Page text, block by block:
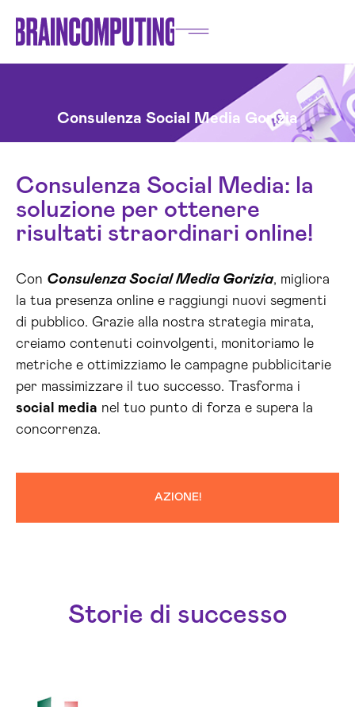
Consulenza Social Media Gorizia
Consulenza Social Media: la
soluzione per ottenere
risultati straordinari online!
Con Consulenza Social Media Gorizia, migliora
la tua presenza online e raggiungi nuovi segmenti
di pubblico. Grazie alla nostra strategia mirata,
creiamo contenuti coinvolgenti, monitoriamo le
metriche e ottimizziamo le campagne pubblicitarie
per massimizzare il tuo successo. Trasforma i
social media nel tuo punto di forza e supera la
concorrenza.
AZIONE!
Storie di successo